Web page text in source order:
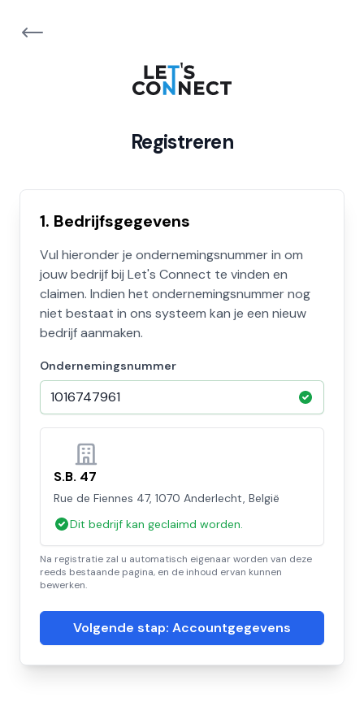
Registreren
1. Bedrijfsgegevens
Vul hieronder je ondernemingsnummer in om
jouw bedrijf bij Let's Connect te vinden en
claimen. Indien het ondernemingsnummer nog
niet bestaat in ons systeem kan je een nieuw
bedrijf aanmaken.
Ondernemingsnummer
S.B. 47
Rue de Fiennes 47, 1070 Anderlecht, België
Dit bedrijf kan geclaimd worden.
Na registratie zal u automatisch eigenaar worden van deze
reeds bestaande pagina, en de inhoud ervan kunnen
bewerken.
Volgende stap: Accountgegevens